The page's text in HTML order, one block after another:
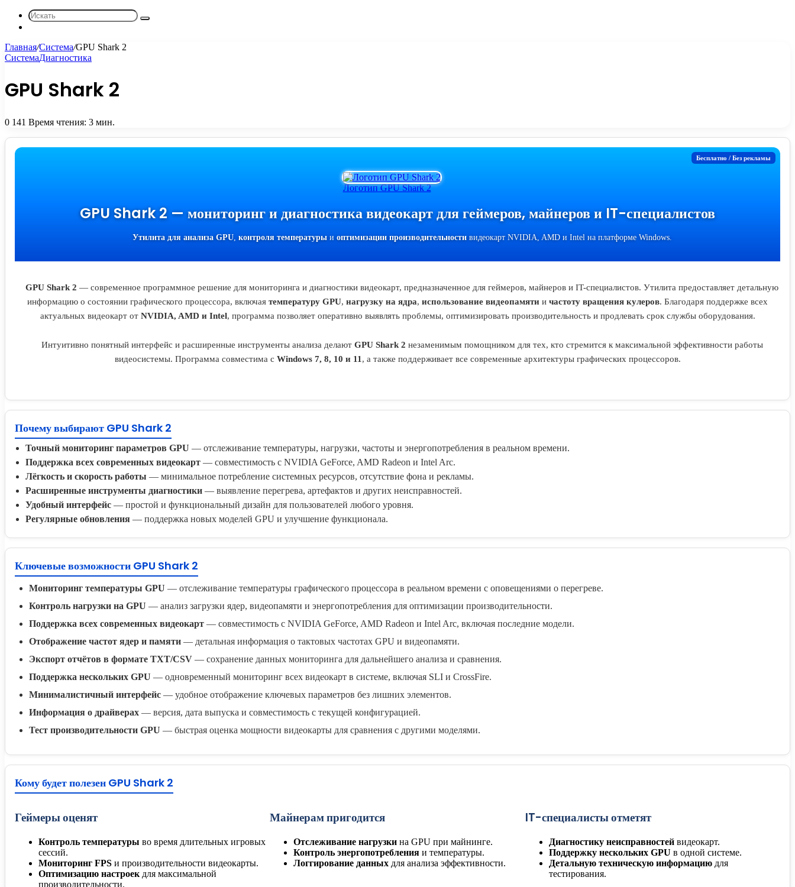
Искать
Главная/Система/GPU Shark 2
СистемаДиагностика
GPU Shark 2
0 141 Время чтения: 3 мин.
Логотип GPU Shark 2
GPU Shark 2 — мониторинг и диагностика видеокарт для геймеров, майнеров и IT-специалистов
Утилита для анализа GPU,контроля температурыиоптимизации производительностивидеокарт NVIDIA, AMD и Intel на платформе Windows.
Бесплатно / Без рекламы
GPU Shark 2 — современное программное решение для мониторинга и диагностики видеокарт, предназначенное для геймеров, майнеров и IT-специалистов. Утилита предоставляет детальную
информацию о состоянии графического процессора, включая температуру GPU, нагрузку на ядра, использование видеопамяти и частоту вращения кулеров. Благодаря поддержке всех
актуальных видеокарт от NVIDIA, AMD и Intel, программа позволяет оперативно выявлять проблемы, оптимизировать производительность и продлевать срок службы оборудования.
Интуитивно понятный интерфейс и расширенные инструменты анализа делают GPU Shark 2 незаменимым помощником для тех, кто стремится к максимальной эффективности работы
видеосистемы. Программа совместима с Windows 7, 8, 10 и 11 , а также поддерживает все современные архитектуры графических процессоров.
Почему выбирают GPU Shark 2
Точный мониторинг параметров GPU — отслеживание температуры, нагрузки, частоты и энергопотребления в реальном времени.
Поддержка всех современных видеокарт — совместимость с NVIDIA GeForce, AMD Radeon и Intel Arc.
Лёгкость и скорость работы — минимальное потребление системных ресурсов, отсутствие фона и рекламы.
Расширенные инструменты диагностики — выявление перегрева, артефактов и других неисправностей.
Удобный интерфейс — простой и функциональный дизайн для пользователей любого уровня.
Регулярные обновления — поддержка новых моделей GPU и улучшение функционала.
Ключевые возможности GPU Shark 2
Мониторинг температуры GPU — отслеживание температуры графического процессора в реальном времени с оповещениями о перегреве.
Контроль нагрузки на GPU — анализ загрузки ядер, видеопамяти и энергопотребления для оптимизации производительности.
Поддержка всех современных видеокарт — совместимость с NVIDIA GeForce, AMD Radeon и Intel Arc, включая последние модели.
Отображение частот ядер и памяти — детальная информация о тактовых частотах GPU и видеопамяти.
Экспорт отчётов в формате TXT/CSV — сохранение данных мониторинга для дальнейшего анализа и сравнения.
Поддержка нескольких GPU — одновременный мониторинг всех видеокарт в системе, включая SLI и CrossFire.
Минималистичный интерфейс — удобное отображение ключевых параметров без лишних элементов.
Информация о драйверах — версия, дата выпуска и совместимость с текущей конфигурацией.
Тест производительности GPU — быстрая оценка мощности видеокарты для сравнения с другими моделями.
Кому будет полезен GPU Shark 2
Геймеры оценят
Контроль температуры во время длительных игровых
сессий.
Мониторинг FPS и производительности видеокарты.
Оптимизацию настроек для максимальной
производительности.
Майнерам пригодится
Отслеживание нагрузки на GPU при майнинге.
Контроль энергопотребления и температуры.
Логгирование данных для анализа эффективности.
IT-специалисты отметят
Диагностику неисправностейвидеокарт.
Поддержку нескольких GPU в одной системе.
Детальную техническую информациюдля
тестирования.